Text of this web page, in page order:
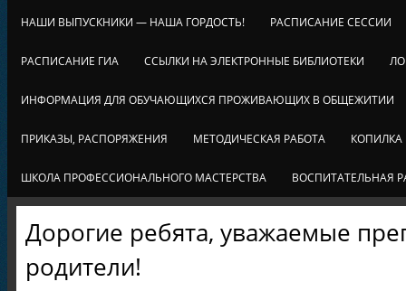
НАШИ ВЫПУСКНИКИ — НАША ГОРДОСТЬ! РАСПИСАНИЕ СЕССИИ
РАСПИСАНИЕ ГИА ССЫЛКИ НА ЭЛЕКТРОННЫЕ БИБЛИОТЕКИ
ИНФОРМАЦИЯ ДЛЯ ОБУЧАЮЩИХСЯ ПРОЖИВАЮЩИХ В ОБЩЕЖИТИИ
ПРИКАЗЫ, РАСПОРЯЖЕНИЯ МЕТОДИЧЕСКАЯ РАБОТА КОПИЛКА
ШКОЛА ПРОФЕССИОНАЛЬНОГО МАСТЕРСТВА ВОСПИТАТЕЛЬНАЯ
Дорогие ребята, уважаемые
родители!